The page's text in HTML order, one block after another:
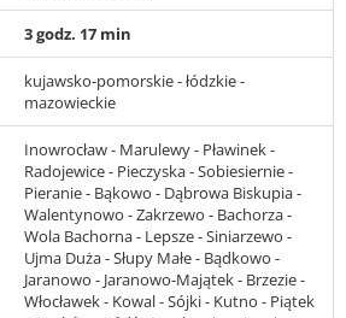
3 godz. 17 min
kujawsko-pomorskie - łódzkie -
mazowieckie
Inowrocław - Marulewy - Pławinek -
Radojewice - Pieczyska - Sobiesiernie -
Pieranie - Bąkowo - Dąbrowa Biskupia -
Walentynowo - Zakrzewo - Bachorza -
Wola Bachorna - Lepsze - Siniarzewo -
Ujma Duża - Słupy Małe - Bądkowo -
Jaranowo - Jaranowo-Majątek - Brzezie -
Włocławek - Kowal - Sójki - Kutno - Piątek